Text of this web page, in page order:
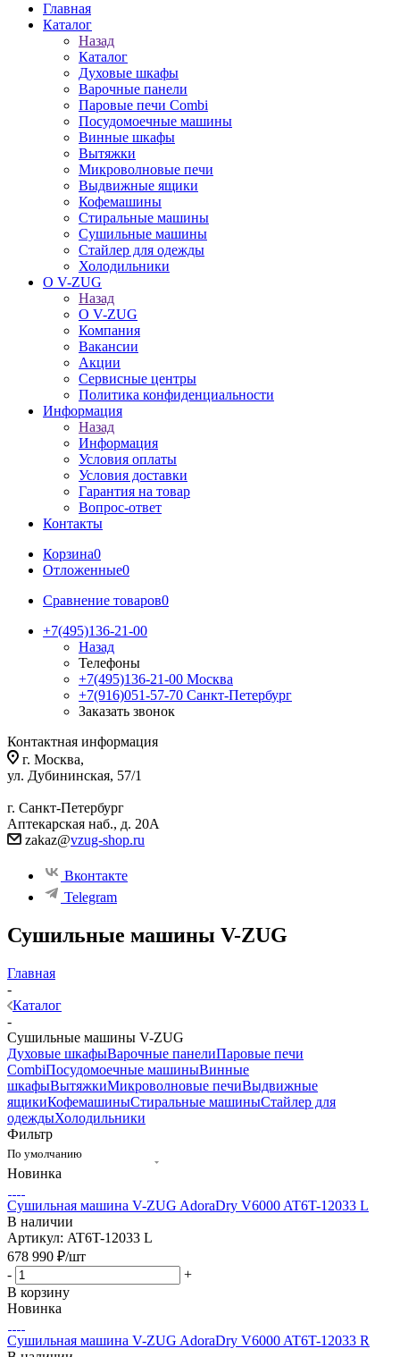
Главная
Каталог
Назад
Каталог
Духовые шкафы
Варочные панели
Паровые печи Combi
Посудомоечные машины
Винные шкафы
Вытяжки
Микроволновые печи
Выдвижные ящики
Кофемашины
Стиральные машины
Сушильные машины
Стайлер для одежды
Холодильники
О V-ZUG
Назад
О V-ZUG
Компания
Вакансии
Акции
Сервисные центры
Политика конфиденциальности
Информация
Назад
Информация
Условия оплаты
Условия доставки
Гарантия на товар
Вопрос-ответ
Контакты
Корзина0
Отложенные0
Сравнение товаров0
+7(495)136-21-00‬
Назад
Телефоны
+7(495)136-21-00‬ Москва
+7(916)051-57-70 Санкт-Петербург
Заказать звонок
Контактная информация
г. Москва,
ул. Дубининская, 57/1
г. Санкт-Петербург
Аптекарская наб., д. 20А
zakaz@vzug-shop.ru
Вконтакте
Telegram
Сушильные машины V-ZUG
Главная
-
Каталог
-
Сушильные машины V-ZUG
Духовые шкафыВарочные панелиПаровые печи
CombiПосудомоечные машиныВинные
шкафыВытяжкиМикроволновые печиВыдвижные
ящикиКофемашиныСтиральные машиныСтайлер для
одеждыХолодильники
Фильтр
По умолчанию
Новинка
Сушильная машина V-ZUG AdoraDry V6000 AT6T-12033 L
В наличии
Артикул: AT6T-12033 L
678 990 ₽/шт
-
+
В корзину
Новинка
Сушильная машина V-ZUG AdoraDry V6000 AT6T-12033 R